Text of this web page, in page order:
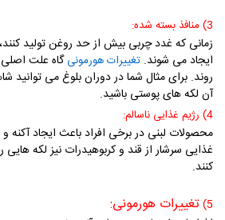
3) منافذ بسته شده:
زمانی که غدد چربی بیش از حد روغن تولید
ایجاد می شوند. تغییرات هورمونیگاه علت
روند. برای مثال شما در دوران بلوغ می توانید
آن لکه های پوستی باشید.
4) رژيم غذایی ناسالم:
محصولات لبنی در برخی افراد باعث ایجاد
غذایی سرشار از قند و کربوهیدرات نیز لکه
کنند.
5) تغییرات هورمونی: